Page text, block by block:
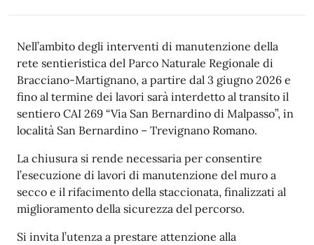
Descrizione
Nell’ambito degli interventi di manutenzione della
rete sentieristica del Parco Naturale Regionale di
Bracciano-Martignano, a partire dal 3 giugno 2026 e
fino al termine dei lavori sarà interdetto al transito il
sentiero CAI 269 “Via San Bernardino di Malpasso”, in
località San Bernardino – Trevignano Romano.
La chiusura si rende necessaria per consentire
l’esecuzione di lavori di manutenzione del muro a
secco e il rifacimento della staccionata, finalizzati al
miglioramento della sicurezza del percorso.
Si invita l’utenza a prestare attenzione alla